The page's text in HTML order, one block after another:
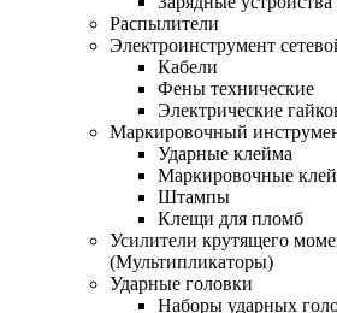
Распылители
Электроинструмент
Кабели
Фены технические
Электрические
Маркировочный
Ударные клейма
Маркировочные
Штампы
Клещи для пломб
Усилители крутящего
(Мультипликаторы)
Ударные головки
Наборы ударных